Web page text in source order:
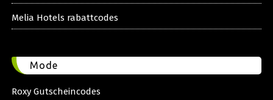
Melia Hotels rabattcodes
Mode
Roxy Gutscheincodes